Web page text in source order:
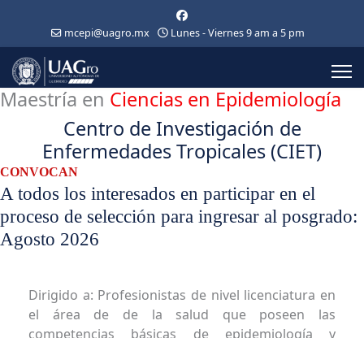
mcepi@uagro.mx Lunes - Viernes 9 am a 5 pm
Maestría en Ciencias en Epidemiología
Centro de Investigación de
Enfermedades Tropicales (CIET)
CONVOCAN
A todos los interesados en participar en el
proceso de selección para ingresar al posgrado:
Agosto 2026
Dirigido a: Profesionistas de nivel licenciatura en
el área de de la salud que poseen las
competencias básicas de epidemiología y